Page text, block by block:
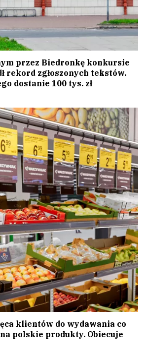
przez Biedronkę konkursie
rekord zgłoszonych tekstów.
dostanie 100 tys. zł
klientów do wydawania co
polskie produkty. Obiecuje